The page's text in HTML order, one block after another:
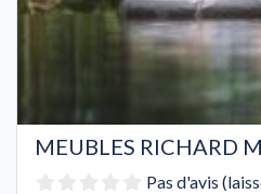
MEUBLES RICHARD
Pas d'avis